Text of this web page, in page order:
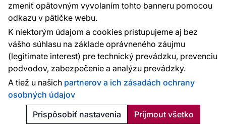
zmeniť opätovným vyvolaním tohto banneru pomocou
odkazu v pätičke webu.
K niektorým údajom a cookies pristupujeme aj bez
vášho súhlasu na základe oprávneného záujmu
(legitimate interest) pre technický prevádzku, prevenciu
podvodov, zabezpečenie a analýzu prevádzky.
A tiež u našich partnerov a ich zásadách ochrany
osobných údajov
Prispôsobiť nastavenia
Prijmout všetko